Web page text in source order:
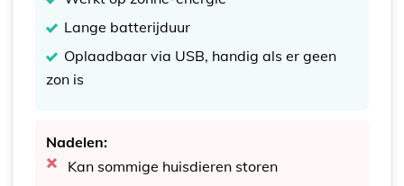
Lange batterijduur
Oplaadbaar via USB, handig als er geen
zon is
Nadelen:
Kan sommige huisdieren storen